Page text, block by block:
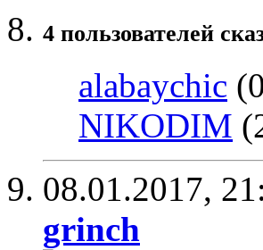
4 пользователей
alabaychic
NIKODIM
08.01.2017,
grinch